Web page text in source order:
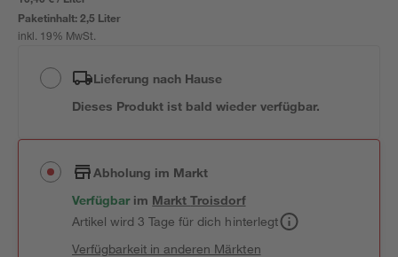
Paketinhalt:2,5 Liter
inkl. 19% MwSt.
Lieferung nach Hause
Dieses Produkt ist bald wieder verfügbar.
Abholung im Markt
Verfügbar im MarktTroisdorf
Artikel wird 3 Tage für dich hinterlegt
Verfügbarkeit in anderen Märkten